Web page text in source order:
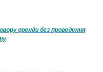
оренди без проведення